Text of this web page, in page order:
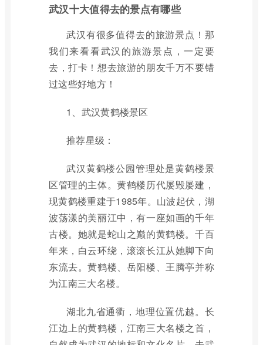
武汉十大值得去的景点有哪些
武汉有很多值得去的旅游景点！那
我们来看看武汉的旅游景点，一定要
去，打卡！想去旅游的朋友千万不要错
过这些好地方！
1、武汉黄鹤楼景区
推荐星级：
武汉黄鹤楼公园管理处是黄鹤楼景
区管理的主体。黄鹤楼历代屡毁屡建，
现黄鹤楼重建于1985年。山波起伏，湖
波荡漾的美丽江中，有一座如画的千年
古楼。她就是蛇山之巅的黄鹤楼。千百
年来，白云环绕，滚滚长江从她脚下向
东流去。黄鹤楼、岳阳楼、王腾亭并称
为江南三大名楼。
湖北九省通衢，地理位置优越。长
江边上的黄鹤楼，江南三大名楼之首，